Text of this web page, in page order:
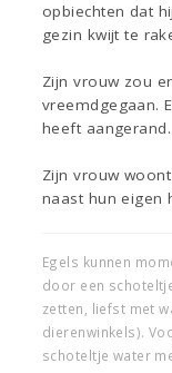
opbiechten dat
gezin kwijt te
Zijn vrouw zou
vreemdgegaan.
heeft aangerand.
Zijn vrouw
naast hun eigen
Egels kunnen
door een
zetten, liefst met
dierenwinkels).
schoteltje water